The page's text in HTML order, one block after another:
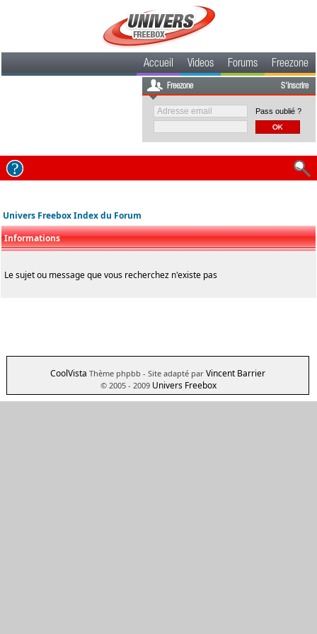
Accueil Videos Forums Freezone
Freezone S'inscrire
Pass oublié ?
Univers Freebox Index du Forum
Informations
Le sujet ou message que vous recherchez n'existe pas
CoolVista Thème phpbb - Site adapté par Vincent Barrier
© 2005 - 2009 Univers Freebox